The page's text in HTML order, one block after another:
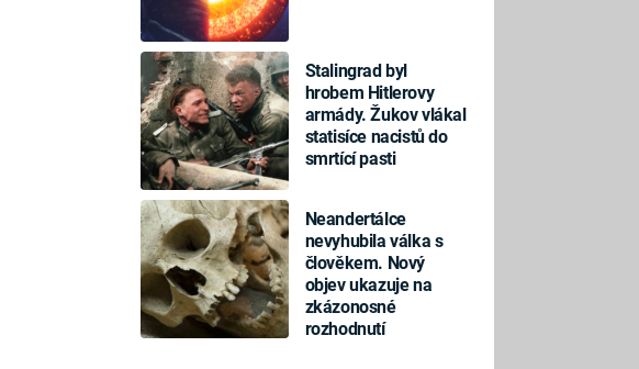
Stalingrad byl
hrobem Hitlerovy
armády. Žukov vlákal
statisíce nacistů do
smrtící pasti
Neandertálce
nevyhubila válka s
člověkem. Nový
objev ukazuje na
zkázonosné
rozhodnutí